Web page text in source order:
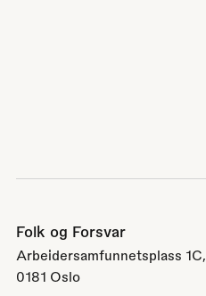
Folk og Forsvar
Arbeidersamfunnetsplass 1C,
0181 Oslo